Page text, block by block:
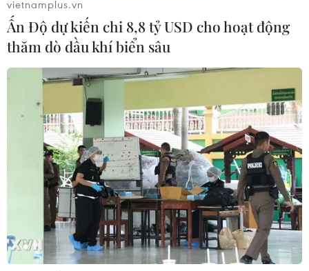
Lần đầu tiên tham gia Army
Games, Việt Nam gây ấn tượng mạnh
Hơn 50 sỹ quan, chiến sỹ Quân đội nhân dân Việt Nam
đã tham gia thi đấu ở 3 nội dung là Đua xe tăng, Bếp
dã chiến, Tiếp sức Quân y và để lại ấn tượng sâu sắc
cho bạn bè quốc tế.
vietnamplus.vn
Ấn Độ dự kiến chi 8,8 tỷ USD cho hoạt động
thăm dò dầu khí biển sâu